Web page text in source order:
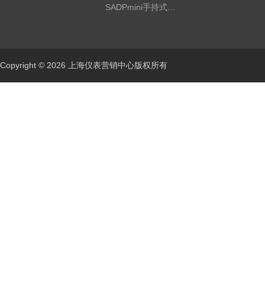
Copyright © 2026 上海仪表营销中心版权所有